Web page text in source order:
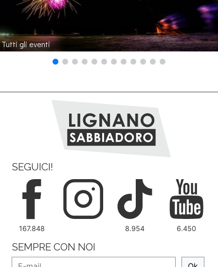
Tutti gli eventi
SEGUICI!
167.848 8.954 6.450
SEMPRE CON NOI